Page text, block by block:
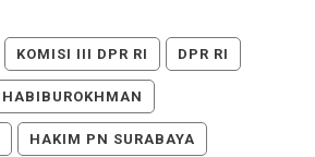
KOMISI III DPR RI DPR RI
HABIBUROKHMAN
HAKIM PN SURABAYA